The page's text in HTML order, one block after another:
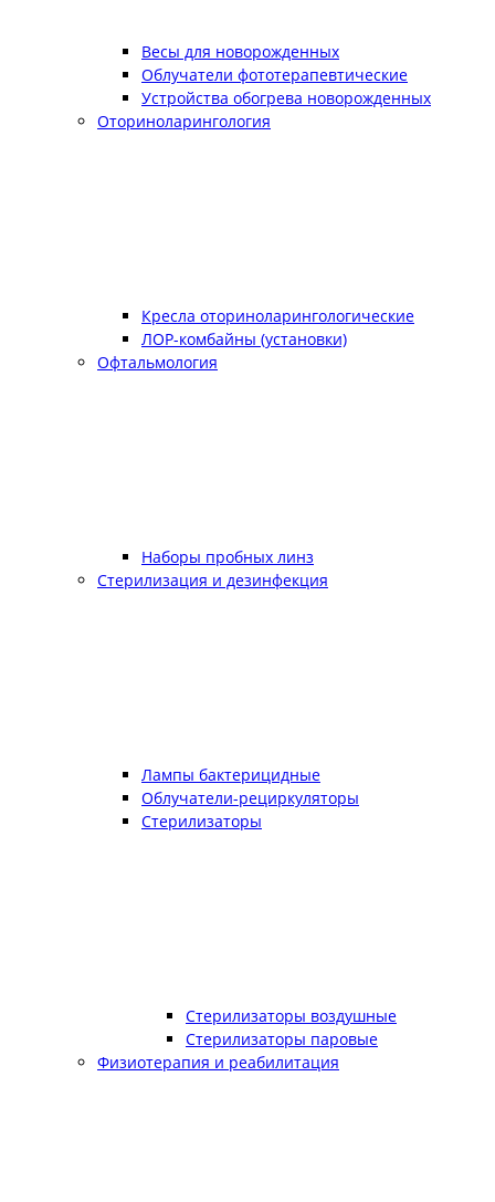
Весы для новорожденных
Облучатели фототерапевтические
Устройства обогрева новорожденных
Оториноларингология
Кресла оториноларингологические
ЛОР-комбайны (установки)
Офтальмология
Наборы пробных линз
Стерилизация и дезинфекция
Лампы бактерицидные
Облучатели-рециркуляторы
Стерилизаторы
Стерилизаторы воздушные
Стерилизаторы паровые
Физиотерапия и реабилитация